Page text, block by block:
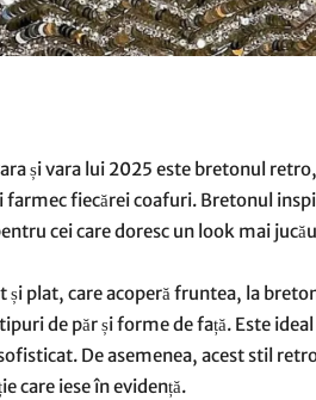
și vara lui 2025 este bretonul
farmec fiecărei coafuri. Bretonul
cei care doresc un look mai
și plat, care acoperă fruntea, la
de păr și forme de față. Este
De asemenea, acest stil
care iese în evidență.